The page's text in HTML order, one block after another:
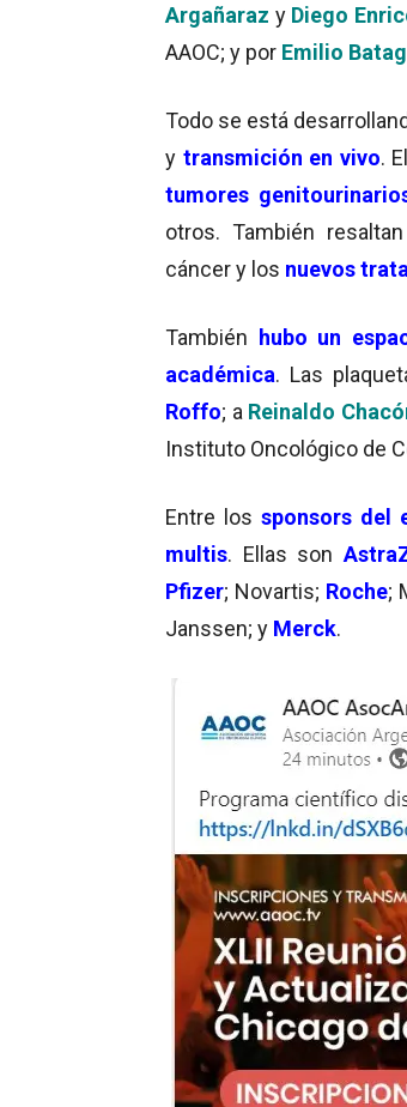
Argañaraz y Diego
AAOC; y por Emilio
Todo se está
y transmición en vivo. El
tumores
otros. También resaltan
cáncer y los nuevos
También hubo un
académica. Las
Roffo; a Reinaldo
Instituto Oncológico de
Entre los sponsors del
multis. Ellas son
Pfizer; Novartis; Roche;
Janssen; y Merck.